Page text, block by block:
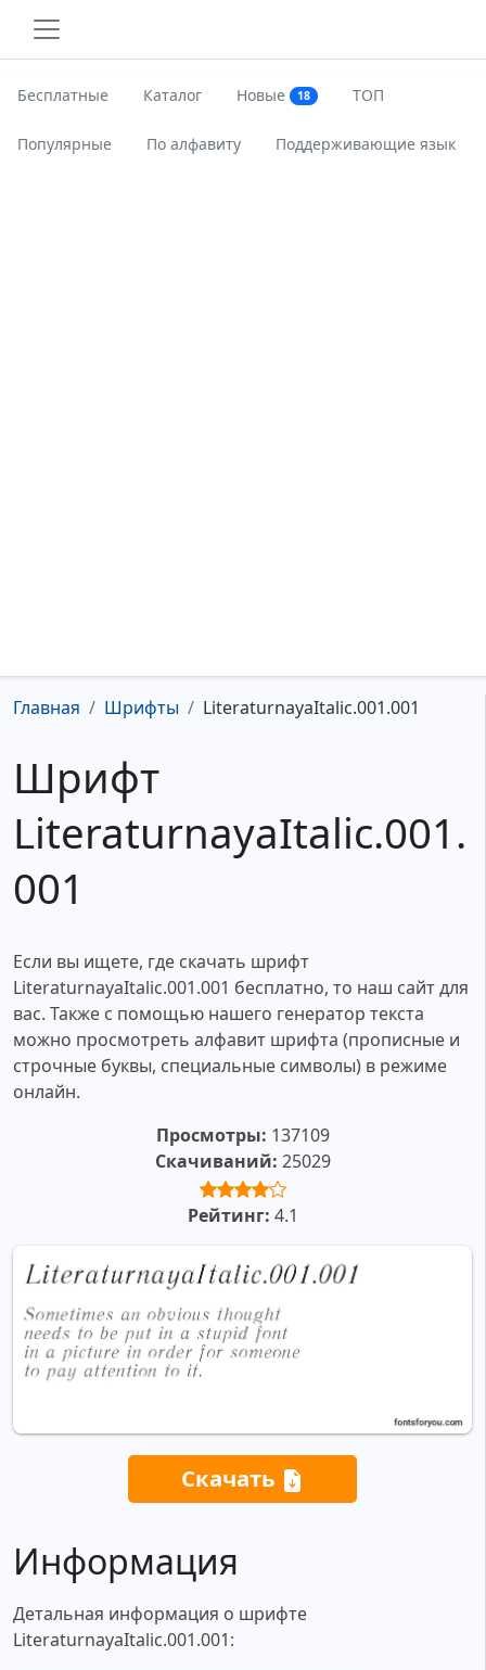
Бесплатные Каталог Новые 18 ТОП
Популярные По алфавиту Поддерживающие язык
Главная Шрифты LiteraturnayaItalic.001.001
Шрифт
LiteraturnayaItalic.001.
001
Если вы ищете, где скачать шрифт
LiteraturnayaItalic.001.001 бесплатно, то наш сайт для
вас. Также с помощью нашего генератор текста
можно просмотреть алфавит шрифта (прописные и
строчные буквы, специальные символы) в режиме
онлайн.
Просмотры: 137109
Скачиваний: 25029
Рейтинг: 4.1
Скачать
Информация
Детальная информация о шрифте
LiteraturnayaItalic.001.001: